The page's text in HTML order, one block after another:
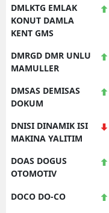
DMLKTG EMLAK
KONUT DAMLA
KENT GMS
DMRGD DMR UNLU
MAMULLER
DMSAS DEMISAS
DOKUM
DNISI DINAMIK ISI
MAKINA YALITIM
DOAS DOGUS
OTOMOTIV
DOCO DO-CO